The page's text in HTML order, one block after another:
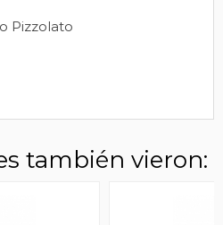
Pizzolato
también vieron: